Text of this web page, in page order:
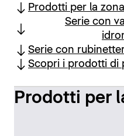
Prodotti per la
Serie con
Serie con
Scopri i prodotti di
Prodotti per